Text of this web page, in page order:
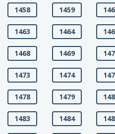
1458 1459
1463 1464
1468 1469
1473 1474
1478 1479
1483 1484